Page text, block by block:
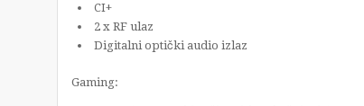
CI+
2 x RF ulaz
Digitalni optički audio izlaz
Gaming: